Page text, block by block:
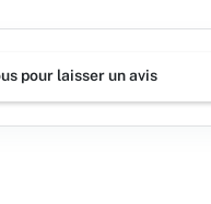
pour laisser un avis